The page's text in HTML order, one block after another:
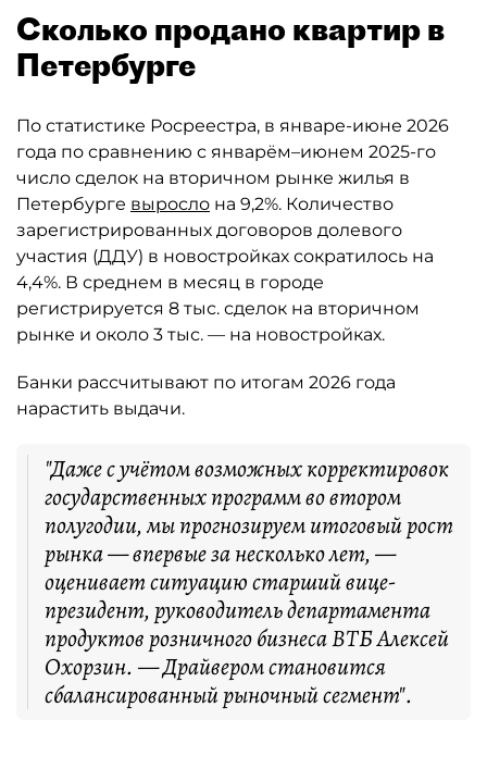
Сколько продано квартир в
Петербурге
По статистике Росреестра, в январе-июне 2026
года по сравнению с январём–июнем 2025-го
число сделок на вторичном рынке жилья в
Петербурге выросло на 9,2%. Количество
зарегистрированных договоров долевого
участия (ДДУ) в новостройках сократилось на
4,4%. В среднем в месяц в городе
регистрируется 8 тыс. сделок на вторичном
рынке и около 3 тыс. — на новостройках.
Банки рассчитывают по итогам 2026 года
нарастить выдачи.
"Даже с учётом возможных корректировок
государственных программ во втором
полугодии, мы прогнозируем итоговый рост
рынка — впервые за несколько лет, —
оценивает ситуацию старший вице-
президент, руководитель департамента
продуктов розничного бизнеса ВТБ Алексей
Охорзин. — Драйвером становится
сбалансированный рыночный сегмент".